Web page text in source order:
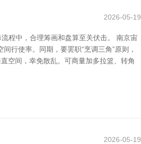
2026-05-19
程中，合理筹画和盘算至关伏击。 南京宙
行使率。同期，要罢职“烹调三角”原则，
空间，幸免散乱。可商量加多拉篮、转角
2026-05-19